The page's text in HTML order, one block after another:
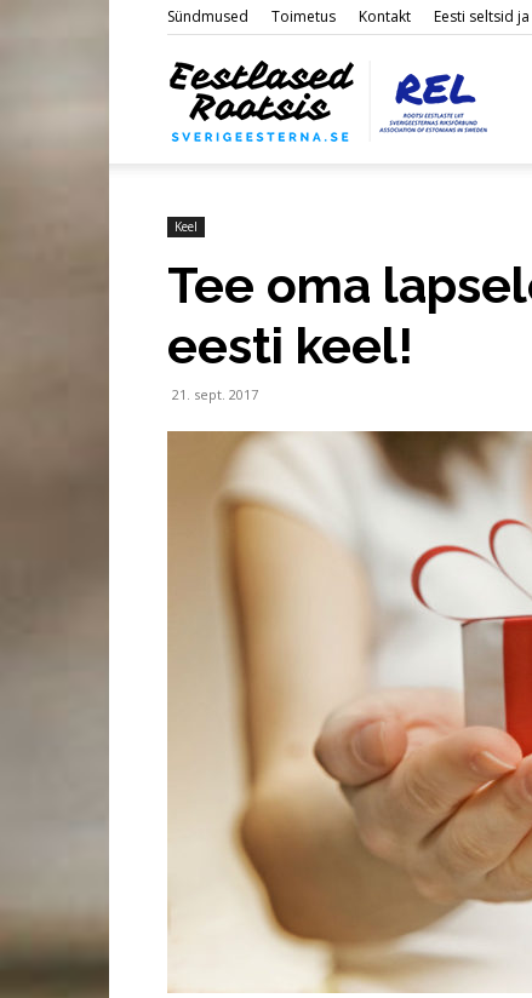
Sündmused Toimetus Kontakt Eesti seltsid
Keel
Tee oma
eesti keel!
21. sept. 2017